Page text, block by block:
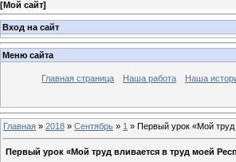
[Мой сайт]
Вход на сайт
Меню сайта
Главная страница Наша работа Наша
Главная » 2018 » Сентябрь » 1 » Первый урок «Мой
Первый урок «Мой труд вливается в труд моей